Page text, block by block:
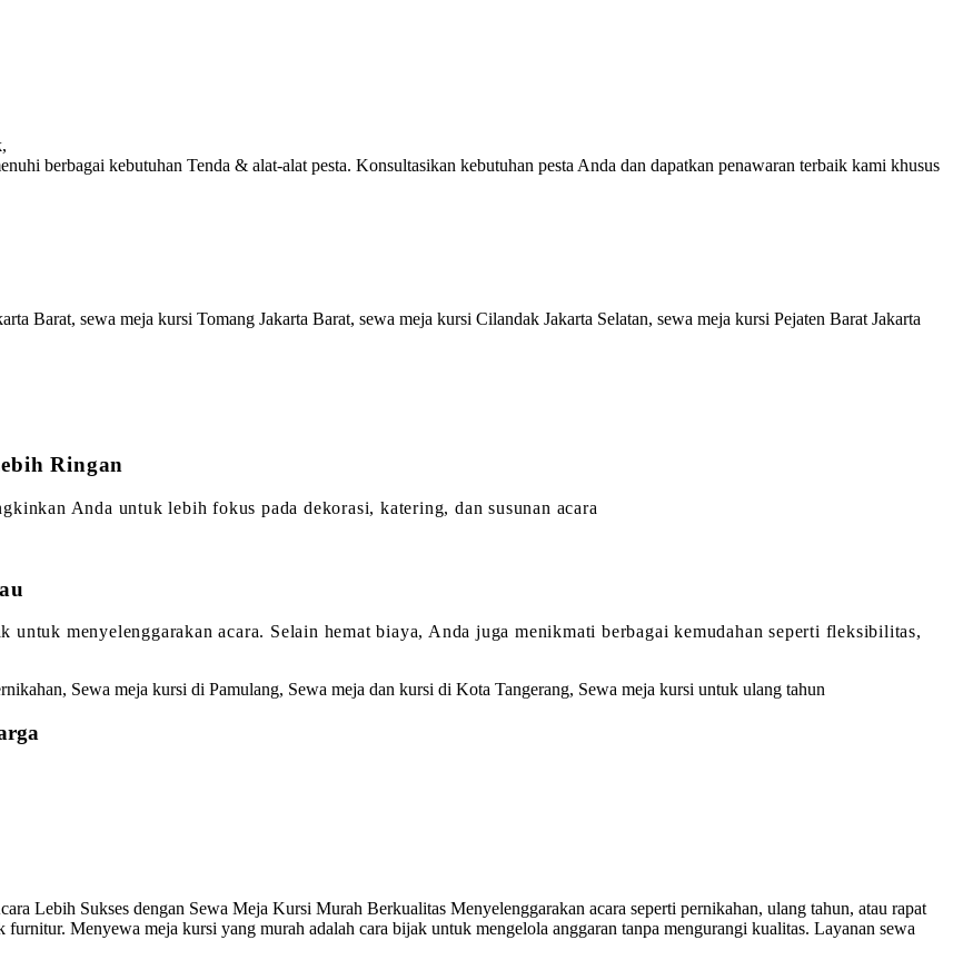
berbagai kebutuhan Tenda & alat-alat pesta. Konsultasikan kebutuhan pesta Anda dan dapatkan penawaran terbaik kami khusus
Barat, sewa meja kursi Tomang Jakarta Barat, sewa meja kursi Cilandak Jakarta Selatan, sewa meja kursi Pejaten Barat Jakarta
Ringan
Anda untuk lebih fokus pada dekorasi, katering, dan susunan acara
untuk menyelenggarakan acara. Selain hemat biaya, Anda juga menikmati berbagai kemudahan seperti fleksibilitas,
Sewa meja kursi di Pamulang, Sewa meja dan kursi di Kota Tangerang, Sewa meja kursi untuk ulang tahun
Lebih Sukses dengan Sewa Meja Kursi Murah Berkualitas Menyelenggarakan acara seperti pernikahan, ulang tahun, atau rapat
Menyewa meja kursi yang murah adalah cara bijak untuk mengelola anggaran tanpa mengurangi kualitas. Layanan sewa